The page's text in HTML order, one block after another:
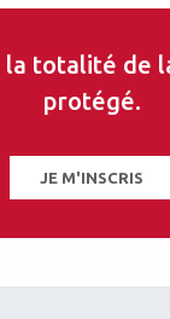
Elles
photo).
la totalité de
protégé.
JE M'INSCRIS